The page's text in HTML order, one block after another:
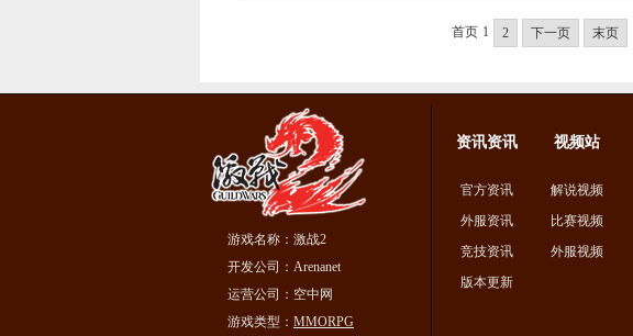
首页 1 2 下一页 末页
游戏名称：激战2
开发公司：Arenanet
运营公司：空中网
游戏类型： MMORPG
资讯资讯
官方资讯
外服资讯
竞技资讯
版本更新
视频站
解说视频
比赛视频
外服视频